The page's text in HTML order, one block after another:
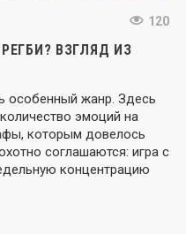
120
ВЗГЛЯД ИЗ
особенный жанр. Здесь
эмоций на
которым довелось
соглашаются: игра с
концентрацию